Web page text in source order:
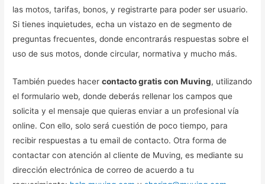
las motos, tarifas, bonos, y registrarte para poder ser usuario.
Si tienes inquietudes, echa un vistazo en de segmento de
preguntas frecuentes, donde encontrarás respuestas sobre el
uso de sus motos, donde circular, normativa y mucho más.
También puedes hacercontacto gratis con Muving, utilizando
el formulario web, donde deberás rellenar los campos que
solicita y el mensaje que quieras enviar a un profesional vía
online. Con ello, solo será cuestión de poco tiempo, para
recibir respuestas a tu email de contacto. Otra forma de
contactar con atención al cliente de Muving, es mediante su
dirección electrónica de correo de acuerdo a tu